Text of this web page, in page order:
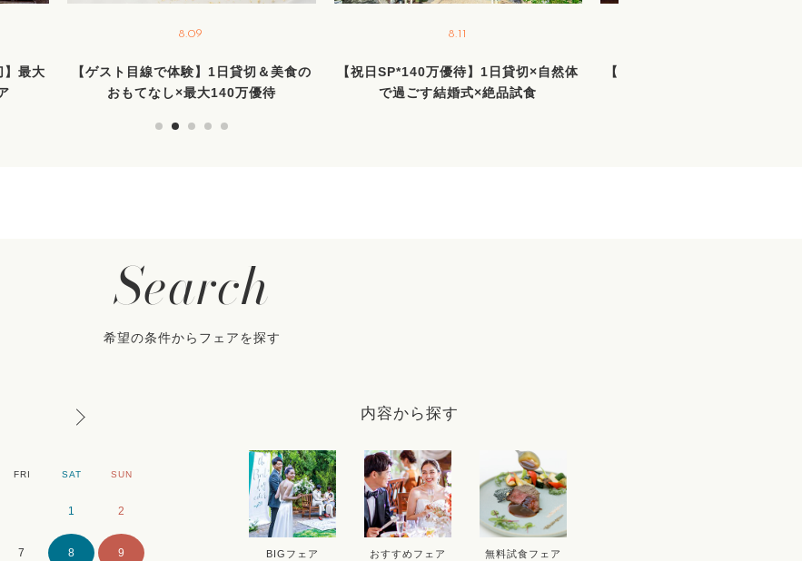
】最大
8.09
【ゲスト目線で体験】1日貸切＆美食の
おもてなし×最大140万優待
8.11
【祝日SP*140万優待】1日貸切×自然体
で過ごす結婚式×絶品試食
【当館人気No1】森のチャペル
Search
希望の条件からフェアを探す
FRI SAT SUN
1 2
7 8 9
9
MON TUE WED THU FRI SAT
1 2 3 5
7 9 10 11 12
内容から探す
BIGフェア おすすめフェア 無料試食フェア